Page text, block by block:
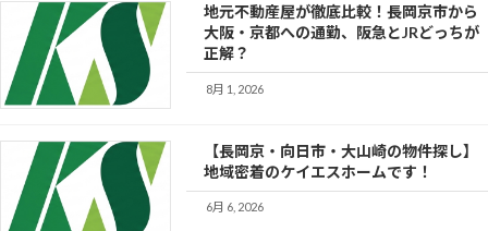
地元不動産屋が徹底比較！長岡京市から
大阪・京都への通勤、阪急とJRどっちが
正解？
8月 1, 2026
【長岡京・向日市・大山崎の物件探し】
地域密着のケイエスホームです！
6月 6, 2026